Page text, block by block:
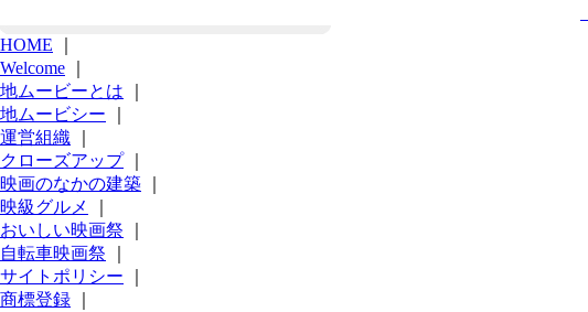
HOME
Welcome
地ムービーとは
地ムービシー
運営組織
クローズアップ｜
映画のなかの建築
映級グルメ
おいしい映画祭
自転車映画祭
サイトポリシー
商標登録